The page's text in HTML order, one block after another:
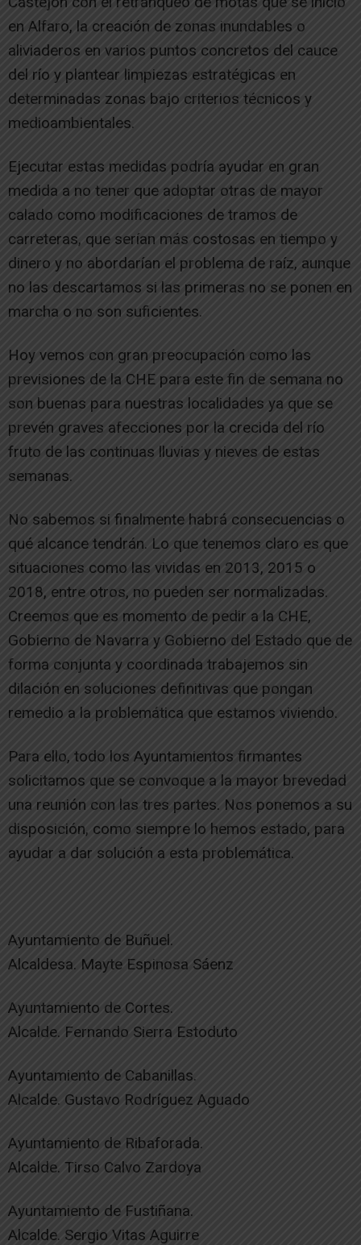
en Alfaro, la creación de zonas inundables o
aliviaderos en varios puntos concretos del cauce
del río y plantear limpiezas estratégicas en
determinadas zonas bajo criterios técnicos y
medioambientales.
Ejecutar estas medidas podría ayudar en gran
medida a no tener que adoptar otras de mayor
calado como modificaciones de tramos de
carreteras, que serían más costosas en tiempo y
dinero y no abordarían el problema de raíz, aunque
no las descartamos si las primeras no se ponen en
marcha o no son suficientes.
Hoy vemos con gran preocupación como las
previsiones de la CHE para este fin de semana no
son buenas para nuestras localidades ya que se
prevén graves afecciones por la crecida del río
fruto de las continuas lluvias y nieves de estas
semanas.
No sabemos si finalmente habrá consecuencias o
qué alcance tendrán. Lo que tenemos claro es que
situaciones como las vividas en 2013, 2015 o
2018, entre otros, no pueden ser normalizadas.
Creemos que es momento de pedir a la CHE,
Gobierno de Navarra y Gobierno del Estado que de
forma conjunta y coordinada trabajemos sin
dilación en soluciones definitivas que pongan
remedio a la problemática que estamos viviendo.
Para ello, todo los Ayuntamientos firmantes
solicitamos que se convoque a la mayor brevedad
una reunión con las tres partes. Nos ponemos a su
disposición, como siempre lo hemos estado, para
ayudar a dar solución a esta problemática.
Ayuntamiento de Buñuel.
Alcaldesa. Mayte Espinosa Sáenz
Ayuntamiento de Cortes.
Alcalde. Fernando Sierra Estoduto
Ayuntamiento de Cabanillas.
Alcalde. Gustavo Rodríguez Aguado
Ayuntamiento de Ribaforada.
Alcalde. Tirso Calvo Zardoya
Ayuntamiento de Fustiñana.
Alcalde. Sergio Vitas Aguirre